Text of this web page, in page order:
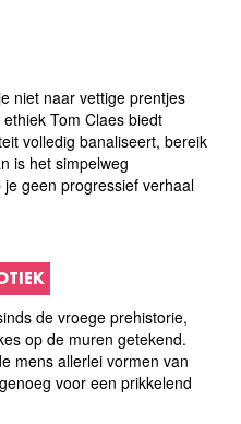
niet naar vettige prentjes
Tom Claes biedt
volledig banaliseert, bereik
is het simpelweg
je geen progressief verhaal
de vroege prehistorie,
op de muren getekend.
mens allerlei vormen van
voor een prikkelend